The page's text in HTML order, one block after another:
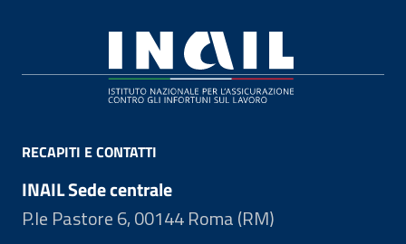
RECAPITI E CONTATTI
INAIL Sede centrale
P.le Pastore 6, 00144 Roma (RM)